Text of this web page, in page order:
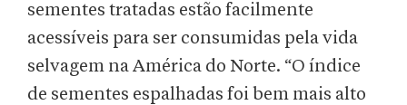
sementes tratadas estão facilmente
acessíveis para ser consumidas pela vida
selvagem na América do Norte. “O índice
de sementes espalhadas foi bem mais alto